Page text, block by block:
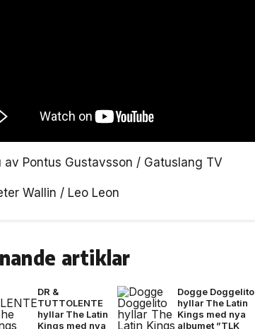
av Pontus Gustavsson / Gatuslang TV
Wallin / Leo Leon
artiklar
DR &
TUTTOLENTE
hyllar The Latin
Kings med nya
Dogge Doggelito
hyllar The Latin
Kings med nya
albumet ”TLK